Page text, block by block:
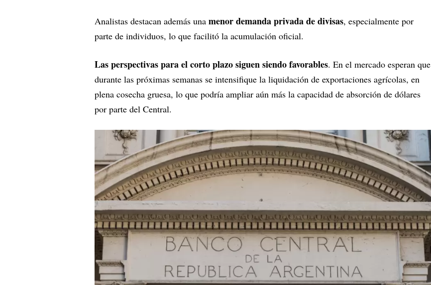
Analistas destacan además una menor demanda privada de divisas, especialmente por
parte de individuos, lo que facilitó la acumulación oficial.
Las perspectivas para el corto plazo siguen siendo favorables. En el mercado esperan que
durante las próximas semanas se intensifique la liquidación de exportaciones agrícolas, en
plena cosecha gruesa, lo que podría ampliar aún más la capacidad de absorción de dólares
por parte del Central.